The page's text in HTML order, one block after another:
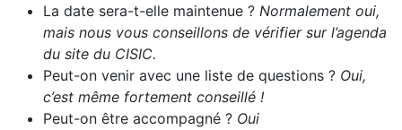
La date sera-t-elle maintenue ? Normalement oui,
mais nous vous conseillons de vérifier sur l’agenda
du site du CISIC.
Peut-on venir avec une liste de questions ? Oui,
c’est même fortement conseillé !
Peut-on être accompagné ? Oui